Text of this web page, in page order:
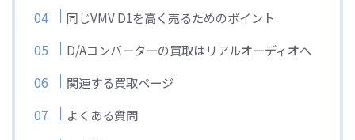
同じVMV D1を高く売るためのポイント
D/Aコンバーターの買取はリアルオーディオへ
関連する買取ページ
よくある質問